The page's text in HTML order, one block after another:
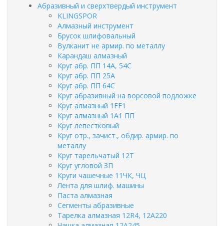
Абразивный и сверхтвердый инструмент
KLINGSPOR
Алмазный инструмент
Брусок шлифовальный
Вулканит не армир. по металлу
Карандаш алмазный
Круг абр. ПП 14А, 54С
Круг абр. ПП 25А
Круг абр. ПП 64С
Круг абразивный на ворсовой подложке
Круг алмазный 1FF1
Круг алмазный 1А1 ПП
Круг лепестковый
Круг отр., зачист., обдир. армир. по
металлу
Круг тарельчатый 12Т
Круг угловой ЗП
Круги чашечные 11ЧК, ЧЦ
Лента для шлиф. машины
Паста алмазная
Сегменты абразивные
Тарелка алмазная 12R4, 12А220